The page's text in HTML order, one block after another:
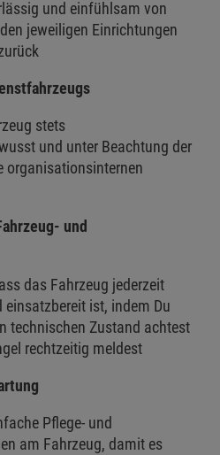
und einfühlsam von
jeweiligen Einrichtungen
stets
und unter Beachtung der
organisationsinternen
und
das Fahrzeug jederzeit
einsatzbereit ist, indem Du
technischen Zustand achtest
rechtzeitig meldest
Pflege- und
am Fahrzeug, damit es